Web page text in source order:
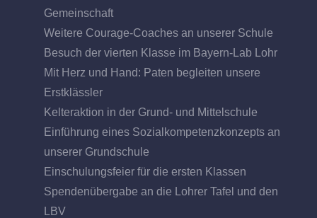
Gemeinschaft
Weitere Courage-Coaches an unserer Schule
Besuch der vierten Klasse im Bayern-Lab Lohr
Mit Herz und Hand: Paten begleiten unsere
Erstklässler
Kelteraktion in der Grund- und Mittelschule
Einführung eines Sozialkompetenzkonzepts an
unserer Grundschule
Einschulungsfeier für die ersten Klassen
Spendenübergabe an die Lohrer Tafel und den
LBV